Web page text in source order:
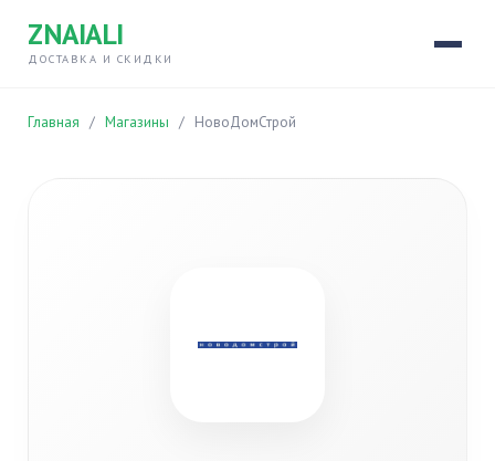
ZNAIALI
ДОСТАВКА И СКИДКИ
Главная / Магазины / НовоДомСтрой